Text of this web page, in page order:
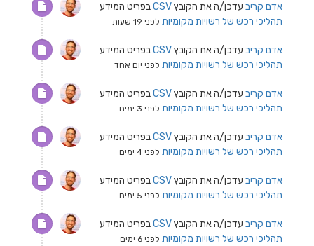
אדם קריב עדכן/ה את הקובץCSVבפריט המידע
תהליכי רכש של רשויות מקומיות לפני 19 שעות
אדם קריב עדכן/ה את הקובץCSVבפריט המידע
תהליכי רכש של רשויות מקומיות לפני יום אחד
אדם קריב עדכן/ה את הקובץCSVבפריט המידע
תהליכי רכש של רשויות מקומיות לפני 3 ימים
אדם קריב עדכן/ה את הקובץCSVבפריט המידע
תהליכי רכש של רשויות מקומיות לפני 4 ימים
אדם קריב עדכן/ה את הקובץCSVבפריט המידע
תהליכי רכש של רשויות מקומיות לפני 5 ימים
אדם קריב עדכן/ה את הקובץCSVבפריט המידע
תהליכי רכש של רשויות מקומיות לפני 6 ימים